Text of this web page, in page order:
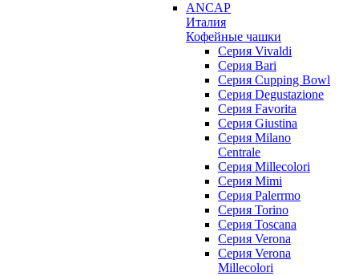
ANCAP
Италия
Кофейные чашки
Cерия Vivaldi
Серия Bari
Серия Cupping Bowl
Серия Degustazione
Серия Favorita
Серия Giustina
Серия Milano
Centrale
Серия Millecolori
Серия Mimi
Серия Palerrmo
Серия Torino
Серия Toscana
Серия Verona
Серия Verona
Millecolori